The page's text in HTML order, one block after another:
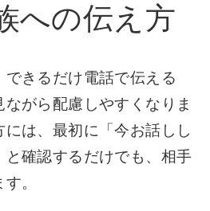
への伝え方
きるだけ電話で伝える
がら配慮しやすくなりま
は、最初に「今お話しし
と確認するだけでも、相手
。